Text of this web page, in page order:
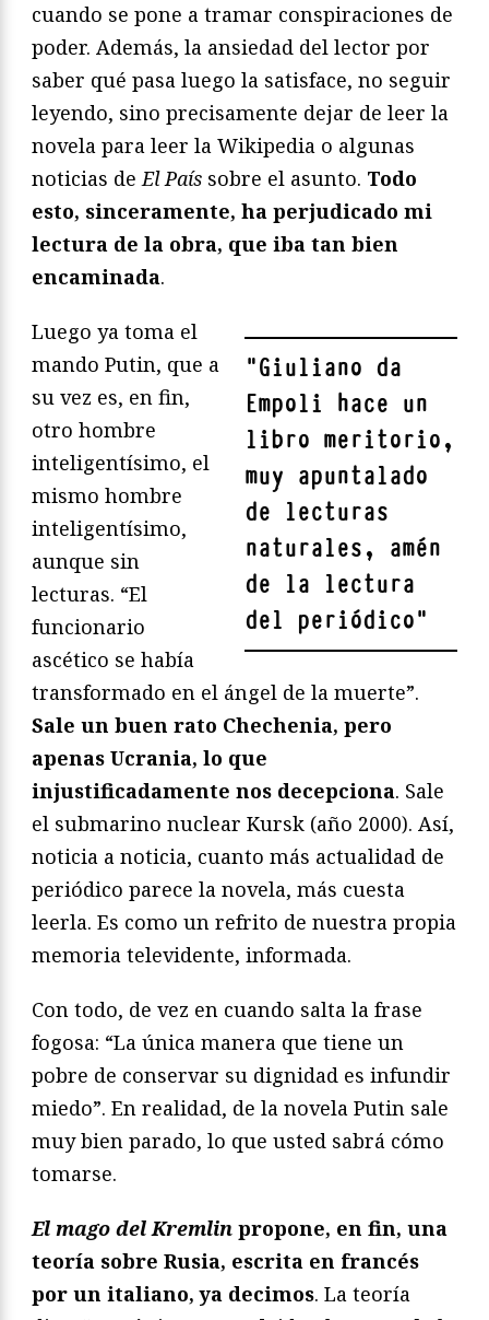
cuando se pone a tramar conspiraciones de
poder. Además, la ansiedad del lector por
saber qué pasa luego la satisface, no seguir
leyendo, sino precisamente dejar de leer la
novela para leer la Wikipedia o algunas
noticias deEl País sobre el asunto. Todo
esto, sinceramente, ha perjudicado mi
lectura de la obra, que iba tan bien
encaminada.
"Giuliano da
Empoli hace un
libro meritorio,
muy apuntalado
de lecturas
naturales, amén
de la lectura
del periódico"
Luego ya toma el
mando Putin, que a
su vez es, en fin,
otro hombre
inteligentísimo, el
mismo hombre
inteligentísimo,
aunque sin
lecturas. “El
funcionario
ascético se había
transformado en el ángel de la muerte”.
Sale un buen rato Chechenia, pero
apenas Ucrania, lo que
injustificadamente nos decepciona. Sale
el submarino nuclear Kursk (año 2000). Así,
noticia a noticia, cuanto más actualidad de
periódico parece la novela, más cuesta
leerla. Es como un refrito de nuestra propia
memoria televidente, informada.
Con todo, de vez en cuando salta la frase
fogosa: “La única manera que tiene un
pobre de conservar su dignidad es infundir
miedo”. En realidad, de la novela Putin sale
muy bien parado, lo que usted sabrá cómo
tomarse.
El mago del Kremlin propone, en fin, una
teoría sobre Rusia, escrita en francés
por un italiano, ya decimos. La teoría